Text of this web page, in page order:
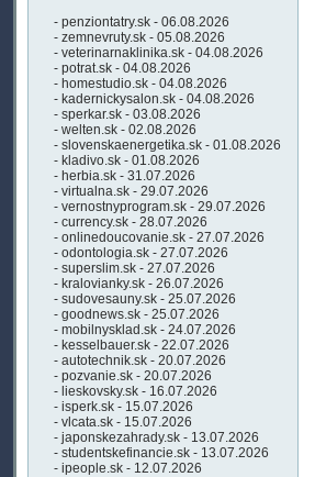
- penziontatry.sk - 06.08.2026
- zemnevruty.sk - 05.08.2026
- veterinarnaklinika.sk - 04.08.2026
- potrat.sk - 04.08.2026
- homestudio.sk - 04.08.2026
- kadernickysalon.sk - 04.08.2026
- sperkar.sk - 03.08.2026
- welten.sk - 02.08.2026
- slovenskaenergetika.sk - 01.08.2026
- kladivo.sk - 01.08.2026
- herbia.sk - 31.07.2026
- virtualna.sk - 29.07.2026
- vernostnyprogram.sk - 29.07.2026
- currency.sk - 28.07.2026
- onlinedoucovanie.sk - 27.07.2026
- odontologia.sk - 27.07.2026
- superslim.sk - 27.07.2026
- kralovianky.sk - 26.07.2026
- sudovesauny.sk - 25.07.2026
- goodnews.sk - 25.07.2026
- mobilnysklad.sk - 24.07.2026
- kesselbauer.sk - 22.07.2026
- autotechnik.sk - 20.07.2026
- pozvanie.sk - 20.07.2026
- lieskovsky.sk - 16.07.2026
- isperk.sk - 15.07.2026
- vlcata.sk - 15.07.2026
- japonskezahrady.sk - 13.07.2026
- studentskefinancie.sk - 13.07.2026
- ipeople.sk - 12.07.2026